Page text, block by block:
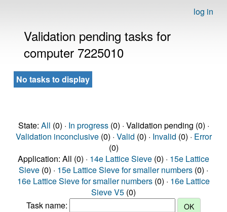
log in
Validation pending tasks for
computer 7225010
No tasks to display
State: All (0) · In progress(0) · Validation pending (0) ·
Validation inconclusive(0) · Valid (0) · Invalid (0) · Error
(0)
Application: All (0) · 14e Lattice Sieve (0) · 15e Lattice
Sieve (0) · 15e Lattice Sieve for smaller numbers (0) ·
16e Lattice Sieve for smaller numbers (0) · 16e Lattice
Sieve V5 (0)
Task name: